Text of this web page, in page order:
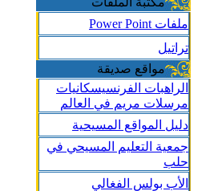
ملفات Power Point
تراتيل
مواقع صديقة
الراهبات الفرنسيسكانيات
مرسلات مريم في العالم
دليل المواقع المسيحية
جمعية التعليم المسيحي في
حلب
الأب بولس الفغالي